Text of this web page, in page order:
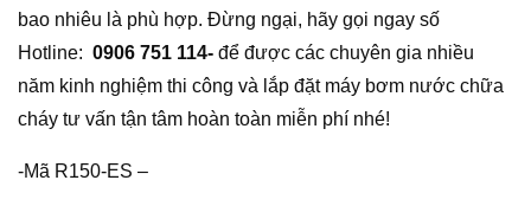
bao nhiêu là phù hợp. Đừng ngại, hãy gọi ngay số
Hotline: 0906 751 114- để được các chuyên gia nhiều
năm kinh nghiệm thi công và lắp đặt máy bơm nước chữa
cháy tư vấn tận tâm hoàn toàn miễn phí nhé!
-Mã R150-ES –